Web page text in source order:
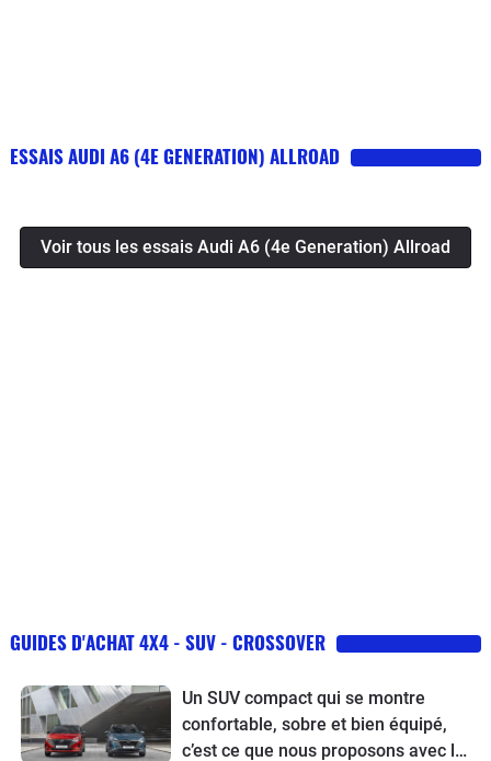
ESSAIS AUDI A6 (4E GENERATION) ALLROAD
Voir tous les essais Audi A6 (4e Generation) Allroad
GUIDES D'ACHAT 4X4 - SUV - CROSSOVER
Un SUV compact qui se montre
confortable, sobre et bien équipé,
c’est ce que nous proposons avec le